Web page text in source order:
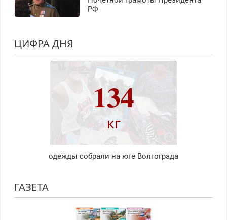
РФ
ЦИФРА ДНЯ
134
кг
одежды собрали на юге Волгограда
ГАЗЕТА